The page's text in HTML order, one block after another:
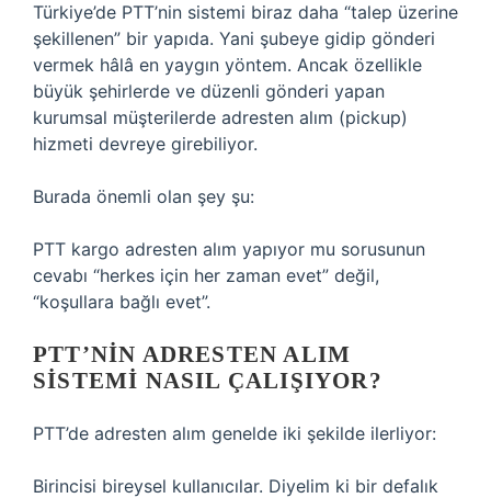
Türkiye’de PTT’nin sistemi biraz daha “talep üzerine
şekillenen” bir yapıda. Yani şubeye gidip gönderi
vermek hâlâ en yaygın yöntem. Ancak özellikle
büyük şehirlerde ve düzenli gönderi yapan
kurumsal müşterilerde adresten alım (pickup)
hizmeti devreye girebiliyor.
Burada önemli olan şey şu:
PTT kargo adresten alım yapıyor mu sorusunun
cevabı “herkes için her zaman evet” değil,
“koşullara bağlı evet”.
PTT’NIN ADRESTEN ALIM
SISTEMI NASIL ÇALIŞIYOR?
PTT’de adresten alım genelde iki şekilde ilerliyor:
Birincisi bireysel kullanıcılar. Diyelim ki bir defalık